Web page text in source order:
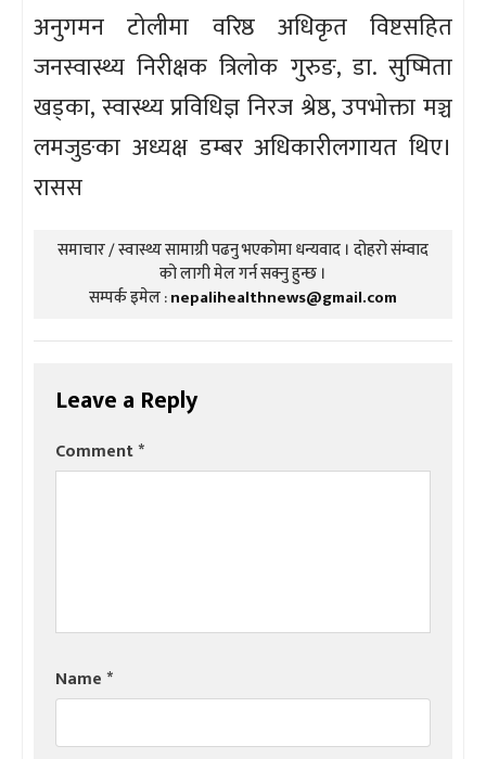
अनुगमन टोलीमा वरिष्ठ अधिकृत विष्टसहित
जनस्वास्थ्य निरीक्षक त्रिलोक गुरुङ, डा. सुष्मिता
खड्का, स्वास्थ्य प्रविधिज्ञ निरज श्रेष्ठ, उपभोक्ता मञ्च
लमजुङका अध्यक्ष डम्बर अधिकारीलगायत थिए।
रासस
समाचार / स्वास्थ्य सामाग्री पढनु भएकोमा धन्यवाद । दोहरो संम्वाद
को लागी मेल गर्न सक्नु हुन्छ ।
सम्पर्क इमेल :nepalihealthnews@gmail.com
Leave a Reply
Comment*
Name*